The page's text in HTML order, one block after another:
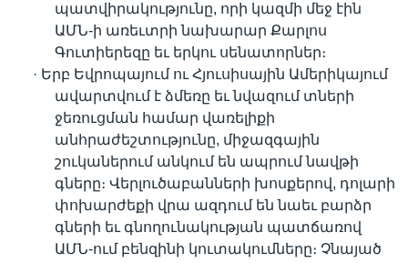
պատվիրակությունը, որի կազմի մեջ էին
ԱՄՆ-ի առեւտրի նախարար Քարլոս
Գուտիերեզը եւ երկու սենատորներ։
· Երբ Եվրոպայում ու Հյուսիսային Ամերիկայում
ավարտվում է ձմեռը եւ նվազում տների
ջեռուցման համար վառելիքի
անհրաժեշտությունը, միջազգային
շուկաներում անկում են ապրում նավթի
գները։ Վերլուծաբանների խոսքերով, դոլարի
փոխարժեքի վրա ազդում են նաեւ բարձր
գների եւ գնողունակության պատճառով
ԱՄՆ-ում բենզինի կուտակումները։ Չնայած